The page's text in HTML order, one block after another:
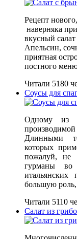
Рецепт
наверняка
вкусный
Апельсин,
приятная
постного
Читали 5180
Соусы для
Одному из
Длинными
которых
пожалуй, не
гурманы
итальянских
большую роль,
Читали 5110
Салат из